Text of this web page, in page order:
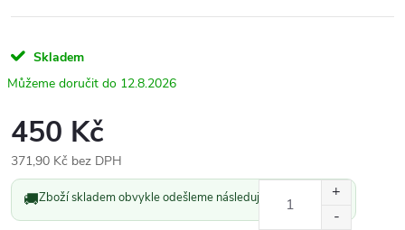
Skladem
12.8.2026
450 Kč
371,90 Kč bez DPH
Měrná
cena:
🚚Zboží skladem obvykle odešleme následující pracovní den.